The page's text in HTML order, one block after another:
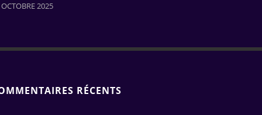
2025
RÉCENTS